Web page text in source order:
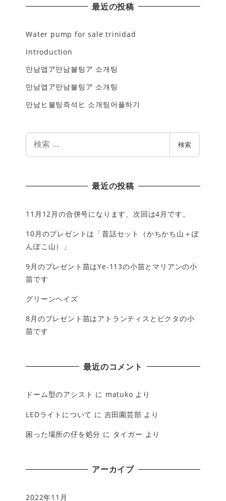
最近の投稿
Water pump for sale trinidad
Introduction
만남앱ア만남불팅ア 소개팅
만남앱ア만남불팅ア 소개팅
만남ヒ불팅즉석ヒ 소개팅어플하기
検索
最近の投稿
11月12月の合併号になります、次回は4月です。
10月のプレゼントは「昔話セット（かちかち山＋ぽ
んぽこ山）」
9月のプレゼント苗はYe-113の小苗とマリアンの小
苗です
グリーンヘイズ
8月のプレゼント苗はアトランティスとピクタの小
苗です
最近のコメント
ドーム型のアシスト に matuko より
LEDライトについて に 吉田園芸部 より
困った場所の仔を処分 に タイガー より
アーカイブ
2022年11月